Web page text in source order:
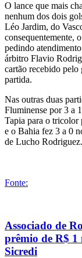
O lance que mais
nenhum dos dois
Léo Jardim, do
consequentemente,
pedindo
árbitro Flavio
cartão recebido
partida.
Nas outras duas
Fluminense por 3 a
Tapia para o tricolor
e o Bahia fez 3 a 0
de Lucho Rodriguez.
Fonte:
Associado de
prêmio de R$
Sicredi